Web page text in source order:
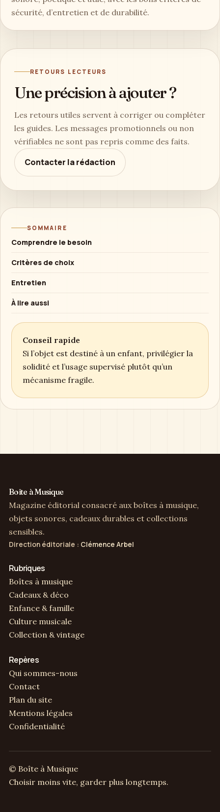
sécurité, d’entretien et de durabilité.
RETOURS LECTEURS
Une précision à ajouter ?
Les retours utiles servent à corriger ou compléter
les guides. Les messages promotionnels ou non
vérifiables ne sont pas repris comme des faits.
Contacter la rédaction
SOMMAIRE
Comprendre le besoin
Critères de choix
Entretien
À lire aussi
Conseil rapide
Si l’objet est destiné à un enfant, privilégier la
solidité et l’usage supervisé plutôt qu’un
mécanisme fragile.
Boîte à Musique
Magazine éditorial consacré aux boîtes à musique,
objets sonores, cadeaux durables et collections
sensibles.
Direction éditoriale : Clémence Arbel
Rubriques
Boîtes à musique
Cadeaux & déco
Enfance & famille
Culture musicale
Collection & vintage
Repères
Qui sommes-nous
Contact
Plan du site
Mentions légales
Confidentialité
© Boîte à Musique
Choisir moins vite, garder plus longtemps.